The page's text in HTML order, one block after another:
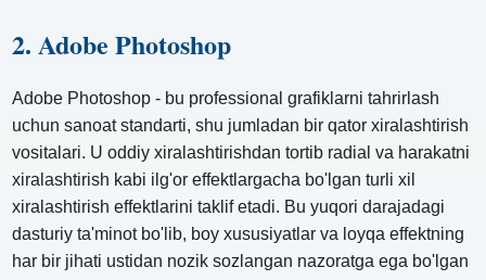
2. Adobe Photoshop
Adobe Photoshop - bu professional grafiklarni tahrirlash
uchun sanoat standarti, shu jumladan bir qator xiralashtirish
vositalari. U oddiy xiralashtirishdan tortib radial va harakatni
xiralashtirish kabi ilg'or effektlargacha bo'lgan turli xil
xiralashtirish effektlarini taklif etadi. Bu yuqori darajadagi
dasturiy ta'minot bo'lib, boy xususiyatlar va loyqa effektning
har bir jihati ustidan nozik sozlangan nazoratga ega bo'lgan